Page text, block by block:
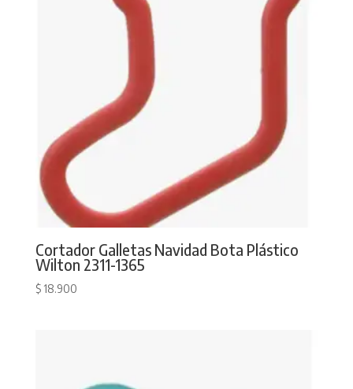
Cortador Galletas Navidad Bota Plástico
Wilton 2311-1365
$18.900